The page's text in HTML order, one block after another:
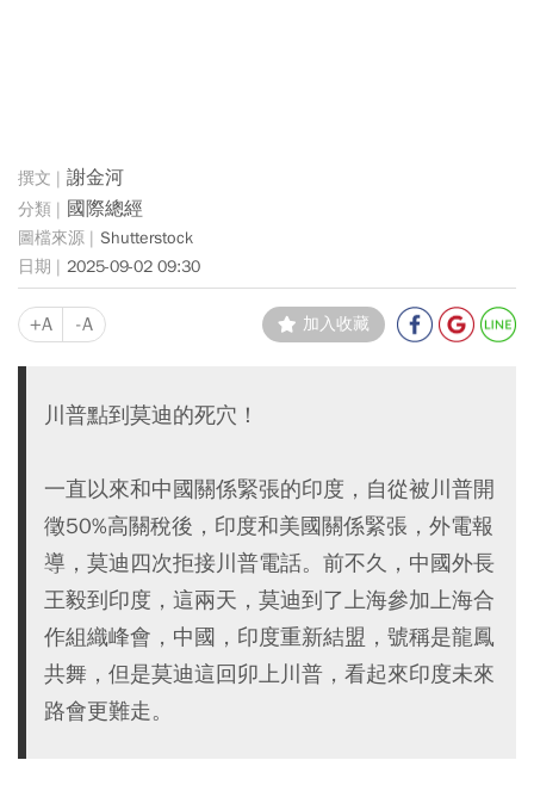
謝金河
國際總經
Shutterstock
2025-09-02 09:30
+A -A 加入收藏
川普點到莫迪的死穴！
一直以來和中國關係緊張的印度，自從被川普開
徵50%高關稅後，印度和美國關係緊張，外電報
導，莫迪四次拒接川普電話。前不久，中國外長
王毅到印度，這兩天，莫迪到了上海參加上海合
作組織峰會，中國，印度重新結盟，號稱是龍鳳
共舞，但是莫迪這回卯上川普，看起來印度未來
路會更難走。